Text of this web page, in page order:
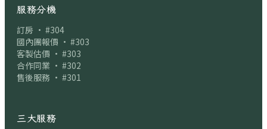
服務分機
訂房 · #304
國內團報價 · #303
客製估價 · #303
合作同業 · #302
售後服務 · #301
三大服務